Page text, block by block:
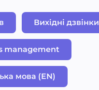
Вихідні дзвінки
management
мова (EN)